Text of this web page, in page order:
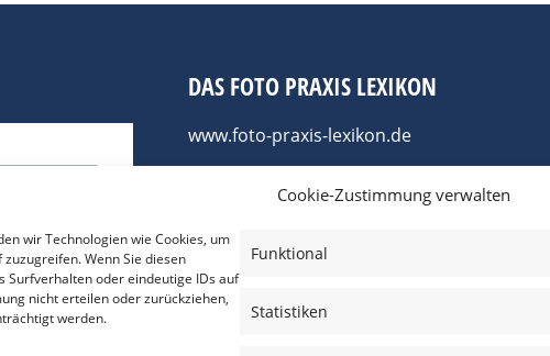
Cookie-Zustimmung verwalten
wir Technologien wie Cookies, um
Wenn Sie diesen
Surfverhalten oder eindeutige IDs auf
nicht erteilen oder zurückziehen,
werden.
Funktional
Statistiken
*verpflichtend
DAS FOTO PRAXIS LEXIKON
www.foto-praxis-lexikon.de